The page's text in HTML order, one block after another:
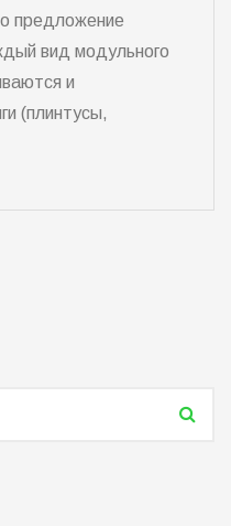
предложение
вид модульного
и
(плинтусы,